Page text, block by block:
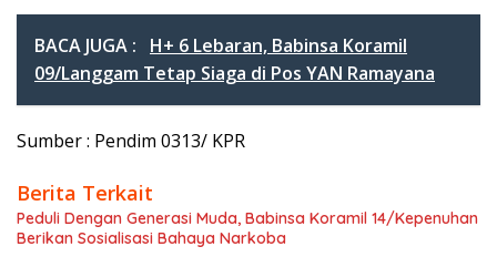
BACA JUGA :
H+ 6 Lebaran, Babinsa Koramil
09/Langgam Tetap Siaga di Pos YAN Ramayana
Sumber : Pendim 0313/ KPR
Berita Terkait
Peduli Dengan Generasi Muda, Babinsa Koramil 14/Kepenuhan
Berikan Sosialisasi Bahaya Narkoba